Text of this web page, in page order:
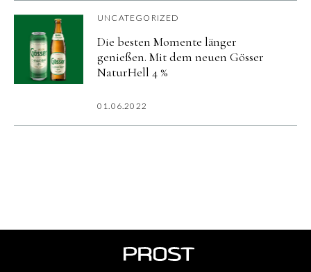
UNCATEGORIZED
Die besten Momente länger
genießen. Mit dem neuen Gösser
NaturHell 4 %
01.06.2022